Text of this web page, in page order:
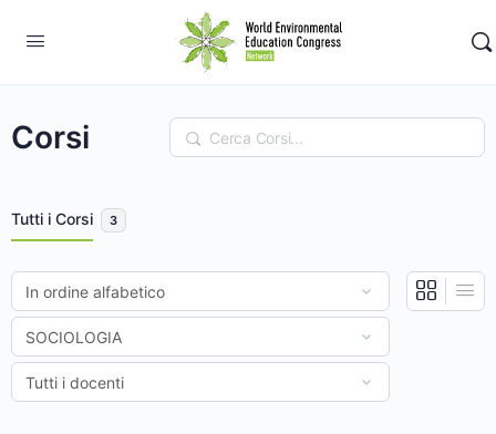
Corsi Ricerca
Tutti i Corsi 3